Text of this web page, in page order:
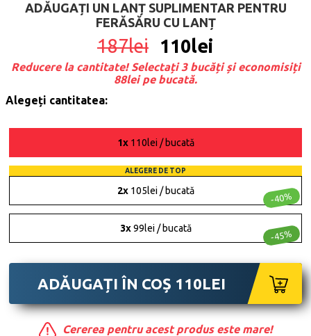
ADĂUGAȚI UN LANȚ SUPLIMENTAR PENTRU
FERĂSĂRU CU LANȚ
187lei 110lei
Reducere la cantitate! Selectați 3 bucăți și economisiți
88lei pe bucată.
Alegeți cantitatea:
1x110lei / bucată
ALEGERE DE TOP
2x105lei / bucată
-40%
3x99lei / bucată
-45%
ADĂUGAȚI ÎN COȘ 110LEI
Cererea pentru acest produs este mare!